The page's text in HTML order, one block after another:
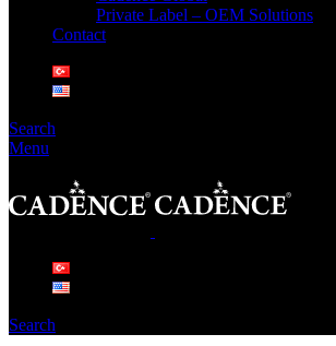
Private Label – OEM Solutions
Contact
Search
Menu
Search